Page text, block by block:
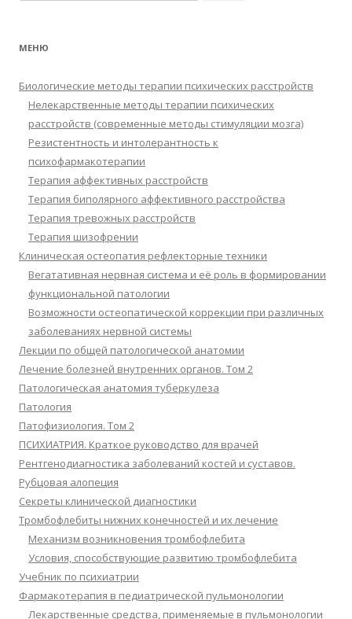
МЕНЮ
Биологические методы терапии психических расстройств
Нелекарственные методы терапии психических
расстройств (современные методы стимуляции мозга)
Резистентность и интолерантность к
психофармакотерапии
Терапия аффективных расстройств
Терапия биполярного аффективного расстройства
Терапия тревожных расстройств
Терапия шизофрении
Клиническая остеопатия рефлекторные техники
Вегатативная нервная система и её роль в формировании
функциональной патологии
Возможности остеопатической коррекции при различных
заболеваниях нервной системы
Лекции по общей патологической анатомии
Лечение болезней внутренних органов. Том 2
Патологическая анатомия туберкулеза
Патология
Патофизиология. Том 2
ПСИХИАТРИЯ. Краткое руководство для врачей
Рентгенодиагностика заболеваний костей и суставов.
Рубцовая алопеция
Секреты клинической диагностики
Тромбофлебиты нижних конечностей и их лечение
Механизм возникновения тромбофлебита
Условия, способствующие развитию тромбофлебита
Учебник по психиатрии
Фармакотерапия в педиатрической пульмонологии
Лекарственные средства, применяемые в пульмонологии